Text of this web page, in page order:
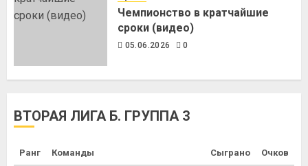
Чемпионство в кратчайшие
сроки (видео)
05.06.2026 0
ВТОРАЯ ЛИГА Б. ГРУППА 3
Ранг Команды Сыграно Очков